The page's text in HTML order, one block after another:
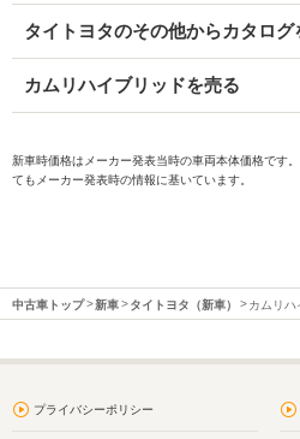
タイトヨタのその他からカタログ
カムリハイブリッドを売る
新車時価格はメーカー発表当時の車両本体価格です
てもメーカー発表時の情報に基いています。
中古車トップ 新車 タイトヨタ（新車） カムリハ
プライバシーポリシー